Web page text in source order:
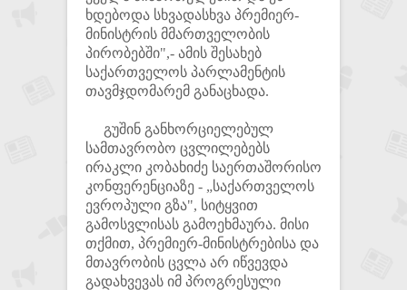
ხდებოდა სხვადასხვა პრემიერ-
მინისტრის მმართველობის
პირობებში",- ამის შესახებ
საქართველოს პარლამენტის
თავმჯდომარემ განაცხადა.
გუშინ განხორციელებულ
სამთავრობო ცვლილებებს
ირაკლი კობახიძე საერთაშორისო
კონფერენციაზე - „საქართველოს
ევროპული გზა", სიტყვით
გამოსვლისას გამოეხმაურა. მისი
თქმით, პრემიერ-მინისტრებისა და
მთავრობის ცვლა არ იწვევდა
გადახვევას იმ პროგრესული